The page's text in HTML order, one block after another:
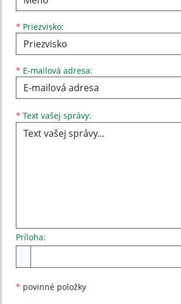
* Priezvisko:
* E-mailová adresa:
* Text vašej správy:
Príloha:
* povinné položky